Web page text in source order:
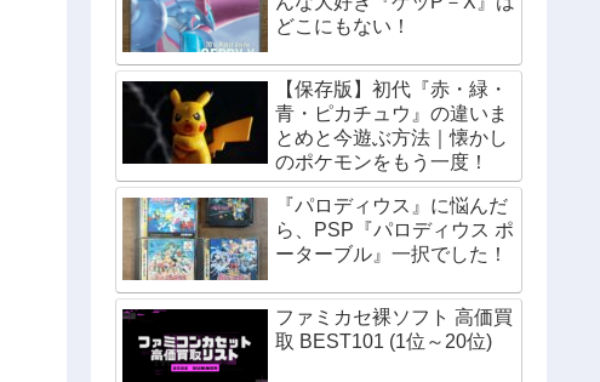
どこにもない！
【保存版】初代『赤・緑・
青・ピカチュウ』の違いま
とめと今遊ぶ方法｜懐かし
のポケモンをもう一度！
『パロディウス』に悩んだ
ら、PSP『パロディウス ポ
ーターブル』一択でした！
ファミカセ裸ソフト 高価買
取 BEST101 (1位～20位)